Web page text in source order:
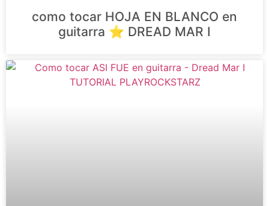
como tocar HOJA EN BLANCO en
guitarra ⭐️ DREAD MAR I